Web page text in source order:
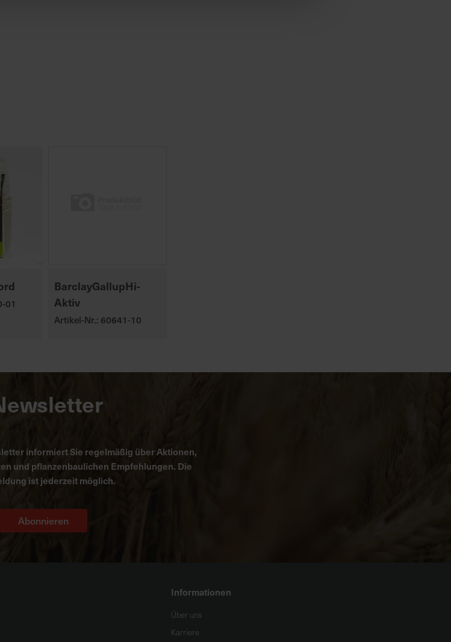
01
BarclayGallupHi-
Aktiv
Artikel-Nr.: 60641-10
informiert Sie regelmäßig über Aktionen,
und pflanzenbaulichen Empfehlungen. Die
ist jederzeit möglich.
Abonnieren
Informationen
Über uns
Karriere